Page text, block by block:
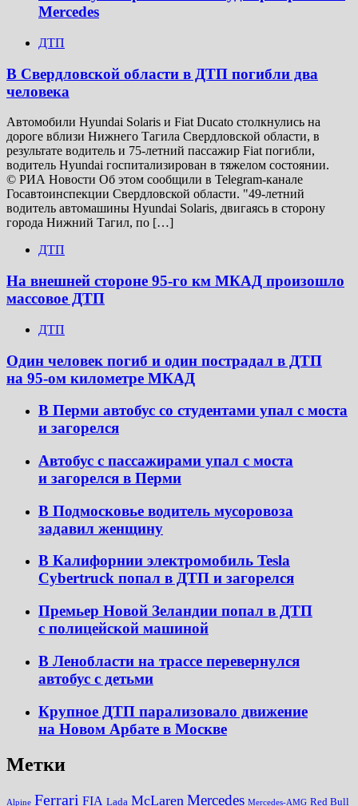
Mercedes
ДТП
В Свердловской области в ДТП погибли два
человека
Автомобили Hyundai Solaris и Fiat Ducato столкнулись на
дороге вблизи Нижнего Тагила Свердловской области, в
результате водитель и 75-летний пассажир Fiat погибли,
водитель Hyundai госпитализирован в тяжелом состоянии.
© РИА Новости Об этом сообщили в Telegram-канале
Госавтоинспекции Свердловской области. "49-летний
водитель автомашины Hyundai Solaris, двигаясь в сторону
города Нижний Тагил, по […]
ДТП
На внешней стороне 95-го км МКАД произошло
массовое ДТП
ДТП
Один человек погиб и один пострадал в ДТП
на 95-ом километре МКАД
В Перми автобус со студентами упал с моста
и загорелся
Автобус с пассажирами упал с моста
и загорелся в Перми
В Подмосковье водитель мусоровоза
задавил женщину
В Калифорнии электромобиль Tesla
Cybertruck попал в ДТП и загорелся
Премьер Новой Зеландии попал в ДТП
с полицейской машиной
В Ленобласти на трассе перевернулся
автобус с детьми
Крупное ДТП парализовало движение
на Новом Арбате в Москве
Метки
Alpine Ferrari FIA Lada McLaren Mercedes Mercedes-AMG Red Bull